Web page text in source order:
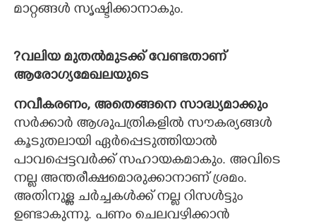
മാറ്റങ്ങൾ സൃഷ്ടിക്കാനാകും.
?വലിയ മുതൽമുടക്ക് വേണ്ടതാണ്
ആരോഗ്യമേഖലയുടെ
നവീകരണം, അതെങ്ങനെ സാദ്ധ്യമാക്കും
സർക്കാർ ആശുപത്രികളിൽ സൗകര്യങ്ങൾ
കൂടുതലായി ഏർപ്പെടുത്തിയാൽ
പാവപ്പെട്ടവർക്ക് സഹായകമാകും. അവിടെ
നല്ല അന്തരീക്ഷമൊരുക്കാനാണ് ശ്രമം.
അതിനുള്ള ചർച്ചകൾക്ക് നല്ല റിസൾട്ടും
ഉണ്ടാകുന്നു. പണം ചെലവഴിക്കാൻ